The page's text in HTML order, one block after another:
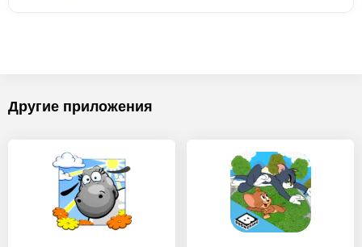
Другие приложения